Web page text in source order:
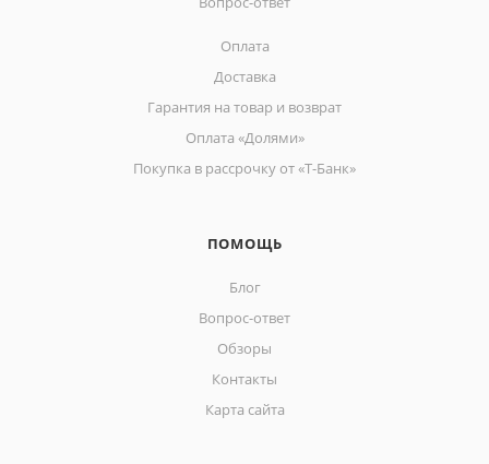
Оплата
Доставка
Гарантия на товар и возврат
Оплата «Долями»
Покупка в рассрочку от «Т-Банк»
ПОМОЩЬ
Блог
Вопрос-ответ
Обзоры
Контакты
Карта сайта